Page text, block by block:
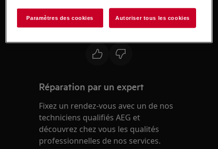
problème, nous vous recommandons de
demander la visite d'un technicien.
Réparation par un expert
Fixez un rendez-vous avec un de nos
techniciens qualifiés AEG et
découvrez chez vous les qualités
professionnelles de nos services.
Paramètres des cookies Autoriser tous les cookies